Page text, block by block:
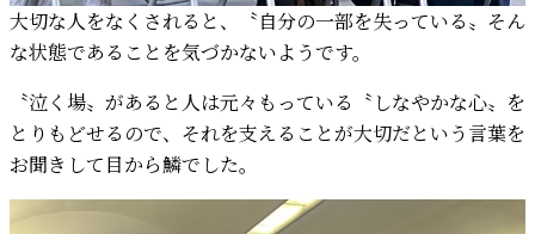
大切な人をなくされると、〝自分の一部を失っている〟そん
な状態であることを気づかないようです。
〝泣く場〟があると人は元々もっている〝しなやかな心〟を
とりもどせるので、それを支えることが大切だという言葉を
お聞きして目から鱗でした。